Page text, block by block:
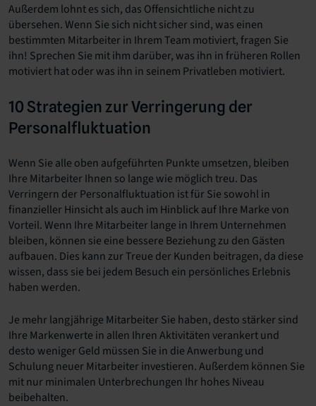
Außerdem lohnt es sich, das Offensichtliche nicht zu
übersehen. Wenn Sie sich nicht sicher sind, was einen
bestimmten Mitarbeiter in Ihrem Team motiviert, fragen Sie
ihn! Sprechen Sie mit ihm darüber, was ihn in früheren Rollen
motiviert hat oder was ihn in seinem Privatleben motiviert.
10 Strategien zur Verringerung der
Personalfluktuation
Wenn Sie alle oben aufgeführten Punkte umsetzen, bleiben
Ihre Mitarbeiter Ihnen so lange wie möglich treu. Das
Verringern der Personalfluktuation ist für Sie sowohl in
finanzieller Hinsicht als auch im Hinblick auf Ihre Marke von
Vorteil. Wenn Ihre Mitarbeiter lange in Ihrem Unternehmen
bleiben, können sie eine bessere Beziehung zu den Gästen
aufbauen. Dies kann zur Treue der Kunden beitragen, da diese
wissen, dass sie bei jedem Besuch ein persönliches Erlebnis
haben werden.
Je mehr langjährige Mitarbeiter Sie haben, desto stärker sind
Ihre Markenwerte in allen Ihren Aktivitäten verankert und
desto weniger Geld müssen Sie in die Anwerbung und
Schulung neuer Mitarbeiter investieren. Außerdem können Sie
mit nur minimalen Unterbrechungen Ihr hohes Niveau
beibehalten.